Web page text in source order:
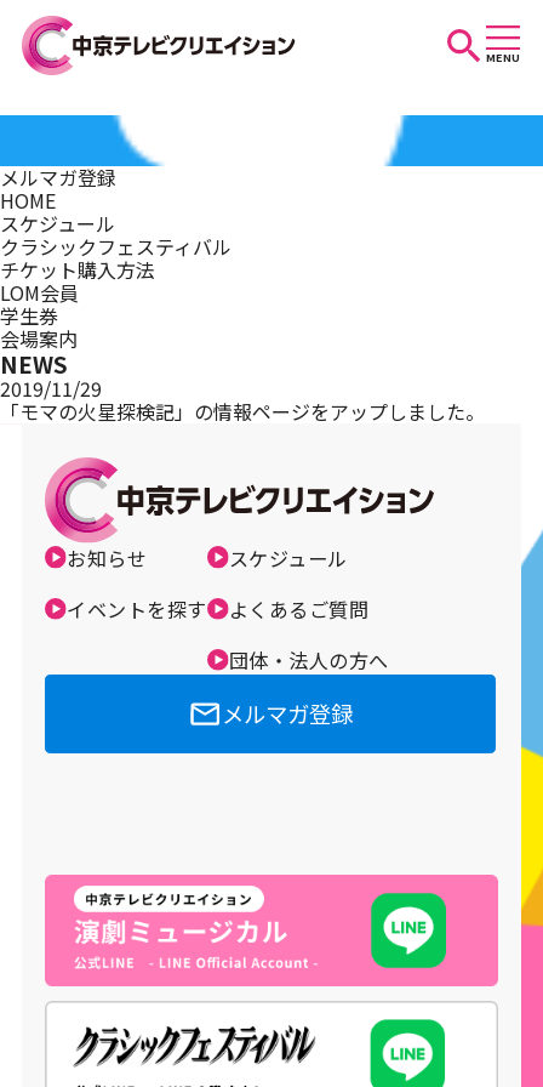
MENU
お知らせ
スケジュール
イベントを探す
メルマガ登録
メルマガ登録
HOME
スケジュール
クラシックフェスティバル
チケット購入方法
LOM会員
学生券
会場案内
NEWS
2019/11/29
「モマの火星探検記」の情報ページをアップしました。
お知らせ
イベントを探す
スケジュール
よくあるご質問
団体・法人の方へ
メルマガ登録